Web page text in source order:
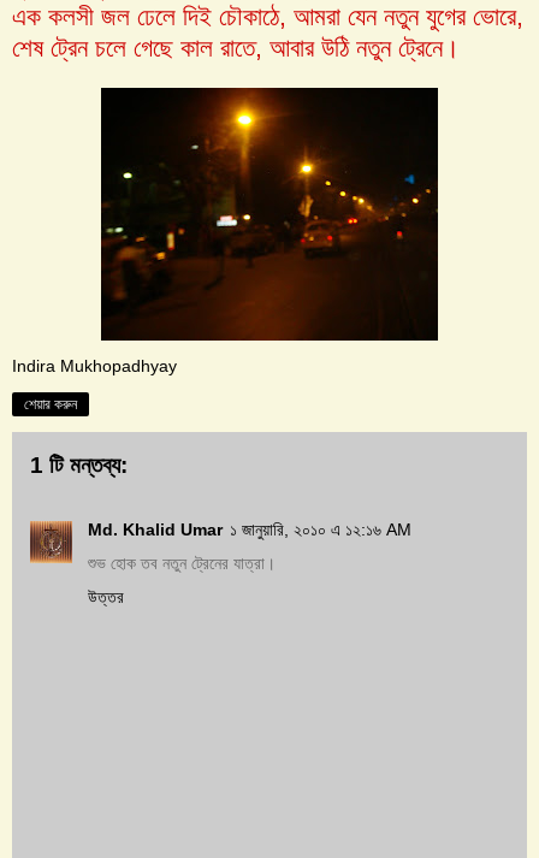
এক কলসী জল ঢেলে দিই চৌকাঠে, আমরা যেন নতুন যুগের ভোরে,
শেষ ট্রেন চলে গেছে কাল রাতে, আবার উঠি নতুন ট্রেনে।
Indira Mukhopadhyay
শেয়ার করুন
1 টি মন্তব্য:
Md. Khalid Umar ১ জানুয়ারি, ২০১০ এ ১২:১৬ AM
শুভ হোক তব নতুন ট্রেনের যাত্রা।
উত্তর